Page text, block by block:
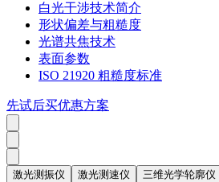
白光干涉技术简介
形状偏差与粗糙度
光谱共焦技术
表面参数
ISO 21920 粗糙度标准
先试后买优惠方案
激光测振仪 激光测速仪 三维光学轮廓仪